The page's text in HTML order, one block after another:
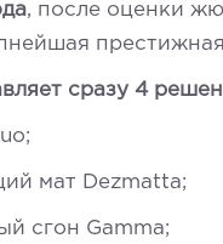
, после оценки
сразу 4
мат Dezmatta;
сгон Gamma;